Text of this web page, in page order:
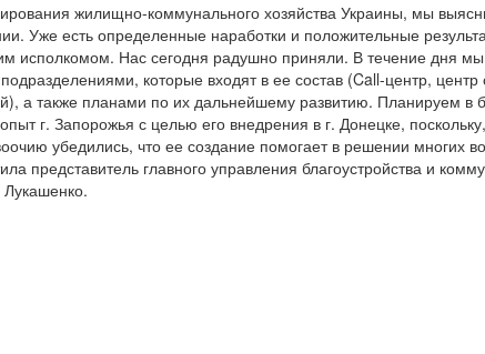
жилищно-коммунального хозяйства Украины, мы
Уже есть определенные наработки и положительные
исполкомом. Нас сегодня радушно приняли. В течение дня
которые входят в ее состав (Call-центр,
а также планами по их дальнейшему развитию. Планируем в
г. Запорожья с целью его внедрения в г. Донецке,
убедились, что ее создание помогает в решении многих
представитель главного управления благоустройства и